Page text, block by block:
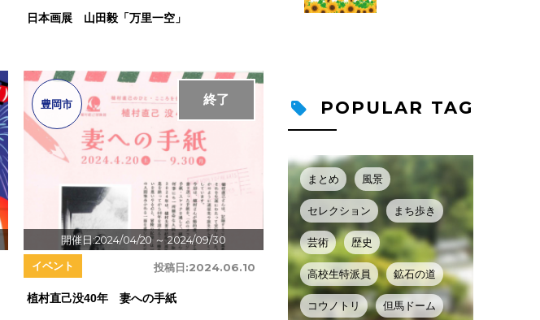
日本画展 山田毅「万里一空」
開催日:2024/04/20 ～ 2024/09/30
終了
豊岡市
投稿日:2024.06.10
イベント
植村直己没40年 妻への手紙
POPULAR TAG
まとめ 風景
セレクション まち歩き
芸術 歴史
高校生特派員 鉱石の道
コウノトリ 但馬ドーム